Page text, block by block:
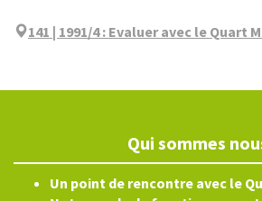
141 | 1991/4: Evaluer avec le Quart
Qui sommes
Un point de rencontre avec le